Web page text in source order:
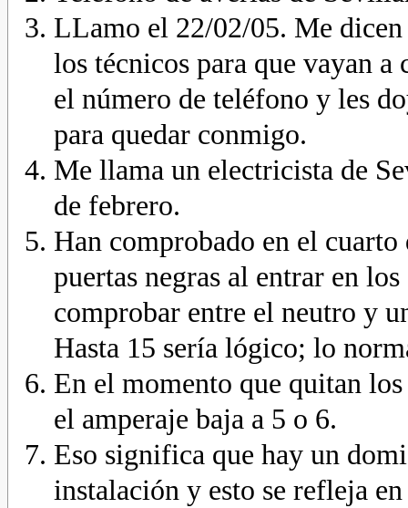
LLamo el 22/02/05. Me dicen
los técnicos para que vayan
el número de teléfono y les
para quedar conmigo.
Me llama un electricista de
de febrero.
Han comprobado en el
puertas negras al entrar en
comprobar entre el neutro y
Hasta 15 sería lógico; lo
En el momento que quitan
el amperaje baja a 5 o 6.
Eso significa que hay un
instalación y esto se refleja